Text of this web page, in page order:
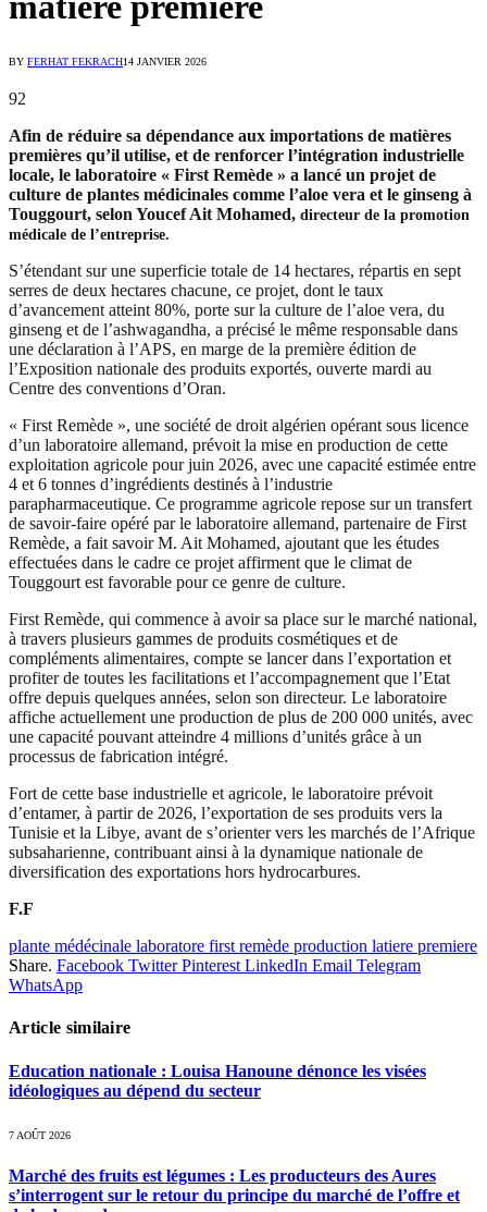
BY FERHAT FEKRACH14 JANVIER 2026
92
Afin de réduire sa dépendance aux importations de matières
premières qu’il utilise, et de renforcer l’intégration industrielle
locale, le laboratoire « First Remède » a lancé un projet de
culture de plantes médicinales comme l’aloe vera et le ginseng à
Touggourt, selon Youcef Ait Mohamed, directeur de la promotion
médicale de l’entreprise.
S’étendant sur une superficie totale de 14 hectares, répartis en sept
serres de deux hectares chacune, ce projet, dont le taux
d’avancement atteint 80%, porte sur la culture de l’aloe vera, du
ginseng et de l’ashwagandha, a précisé le même responsable dans
une déclaration à l’APS, en marge de la première édition de
l’Exposition nationale des produits exportés, ouverte mardi au
Centre des conventions d’Oran.
« First Remède », une société de droit algérien opérant sous licence
d’un laboratoire allemand, prévoit la mise en production de cette
exploitation agricole pour juin 2026, avec une capacité estimée entre
4 et 6 tonnes d’ingrédients destinés à l’industrie
parapharmaceutique. Ce programme agricole repose sur un transfert
de savoir-faire opéré par le laboratoire allemand, partenaire de First
Remède, a fait savoir M. Ait Mohamed, ajoutant que les études
effectuées dans le cadre ce projet affirment que le climat de
Touggourt est favorable pour ce genre de culture.
First Remède, qui commence à avoir sa place sur le marché national,
à travers plusieurs gammes de produits cosmétiques et de
compléments alimentaires, compte se lancer dans l’exportation et
profiter de toutes les facilitations et l’accompagnement que l’Etat
offre depuis quelques années, selon son directeur. Le laboratoire
affiche actuellement une production de plus de 200 000 unités, avec
une capacité pouvant atteindre 4 millions d’unités grâce à un
processus de fabrication intégré.
Fort de cette base industrielle et agricole, le laboratoire prévoit
d’entamer, à partir de 2026, l’exportation de ses produits vers la
Tunisie et la Libye, avant de s’orienter vers les marchés de l’Afrique
subsaharienne, contribuant ainsi à la dynamique nationale de
diversification des exportations hors hydrocarbures.
F.F
plante médécinale laboratore first remède production latiere premiere
Share. Facebook Twitter Pinterest LinkedIn Email Telegram
WhatsApp
Article similaire
Education nationale : Louisa Hanoune dénonce les visées
idéologiques au dépend du secteur
7 AOÛT 2026
Marché des fruits est légumes : Les producteurs des Aures
s’interrogent sur le retour du principe du marché de l’offre et